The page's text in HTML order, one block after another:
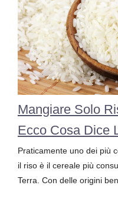
Mangiare Solo
Ecco Cosa Dice
Praticamente uno dei più
il riso è il cereale più
Terra. Con delle origini